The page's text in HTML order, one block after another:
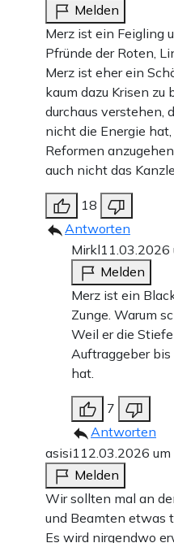
Melden
Merz ist ein Feigling
Pfründe der Roten,
Merz ist eher ein
kaum dazu Krisen
durchaus verstehen,
nicht die Energie
Reformen
auch nicht das
18
Antworten
Mirkl11.03.2026
Melden
Merz ist ein
Zunge. Warum
Weil er die
Auftraggeber
hat.
7
Antworten
asisi1 12.03.2026
Melden
Wir sollten mal an
und Beamten etwas
Es wird nirgendwo